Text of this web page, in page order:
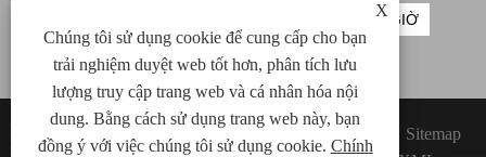
X
Chúng tôi sử dụng cookie để cung cấp cho bạn
trải nghiệm duyệt web tốt hơn, phân tích lưu
lượng truy cập trang web và cá nhân hóa nội
dung. Bằng cách sử dụng trang web này, bạn
đồng ý với việc chúng tôi sử dụng cookie. Chính
Bản quyền © 2022 Xiamen Green Way Công
nghệ Điện tử, Ltd. Tất cả các yếu tố sưởi ấm
Sitemap